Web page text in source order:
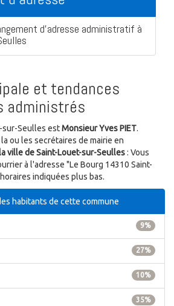
d'adresse administratif à
et tendances
administrés
sur-Seulles estMonsieur Yves PIET.
ou les secrétaires de mairie en
ville de Saint-Louet-sur-Seulles: Vous
à l'adresse "Le Bourg 14310 Saint-
indiquées plus bas.
habitants de cette commune
9%
27%
10%
35%